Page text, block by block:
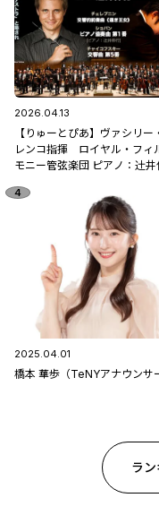
2026.04.13
【りゅーとぴあ】ヴァシリー
レンコ指揮 ロイヤル・フィ
モニー管弦楽団 ピアノ：辻󠄀井
2025.04.01
橋本 華歩（TeNYアナウンサ
ラ